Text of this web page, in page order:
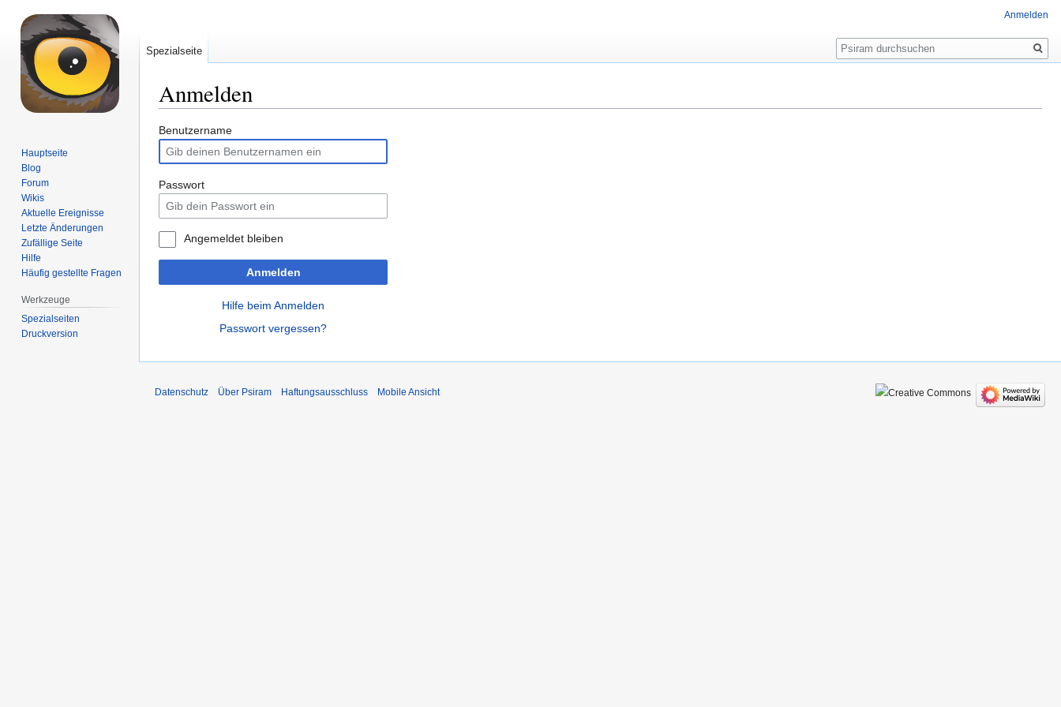
Anmelden
Zur
Navigation
springen
Zur
Suche
springen
Benutzername
Passwort
Angemeldet bleiben
Anmelden
Hilfe beim Anmelden
Passwort vergessen?
Anmelden
Spezialseite
Suche
Hauptseite
Blog
Forum
Wikis
Aktuelle Ereignisse
Letzte Änderungen
Zufällige Seite
Hilfe
Häufig gestellte Fragen
Werkzeuge
Spezialseiten
Druckversion
Datenschutz Über Psiram Haftungsausschluss Mobile Ansicht